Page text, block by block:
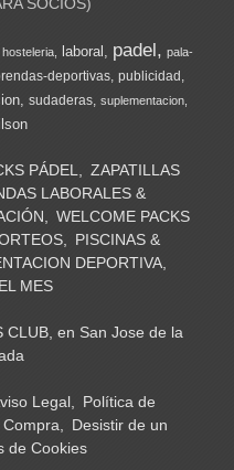
hosteleria laboral padel
pala-
deportivas publicidad
sudaderas suplementacion
PÁDEL
ZAPATILLAS
LABORALES &
WELCOME PACKS
PISCINAS &
DEPORTIVA
MES
CLUB, en San Jose de la
Legal
Política de
Desistir de un
de Cookies